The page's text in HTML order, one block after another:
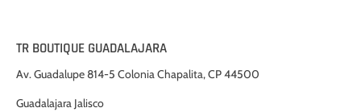
TR BOUTIQUE GUADALAJARA
Av. Guadalupe 814-5 Colonia Chapalita, CP 44500
Guadalajara Jalisco